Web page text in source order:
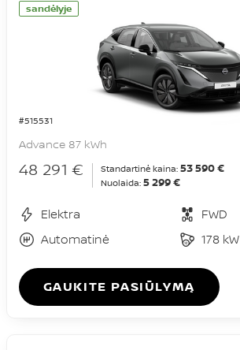
sandėlyje
#515531
Advance 87 kWh
48 291 € Standartinė kaina: 53 590 €
Nuolaida: 5 299 €
Elektra
FWD
Automatinė
178 kW
GAUKITE PASIŪLYMĄ